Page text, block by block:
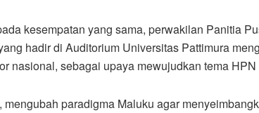
kesempatan yang sama, perwakilan Panitia
hadir di Auditorium Universitas Pattimura
nasional, sebagai upaya mewujudkan tema
mengubah paradigma Maluku agar